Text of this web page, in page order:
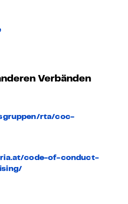
Verbänden
rta/coc-
code-of-conduct-